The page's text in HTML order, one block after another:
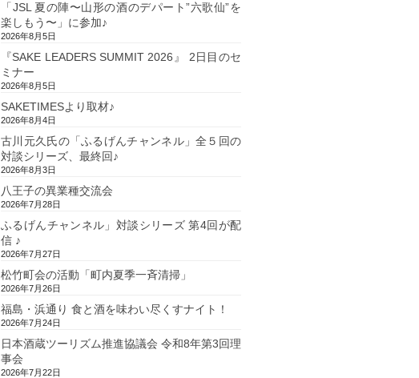
「JSL 夏の陣〜山形の酒のデパート”六歌仙”を
楽しもう〜」に参加♪
2026年8月5日
『SAKE LEADERS SUMMIT 2026』 2日目のセ
ミナー
2026年8月5日
SAKETIMESより取材♪
2026年8月4日
古川元久氏の「ふるげんチャンネル」全５回の
対談シリーズ、最終回♪
2026年8月3日
八王子の異業種交流会
2026年7月28日
ふるげんチャンネル」対談シリーズ 第4回が配
信 ♪
2026年7月27日
松竹町会の活動「町内夏季一斉清掃」
2026年7月26日
福島・浜通り 食と酒を味わい尽くすナイト！
2026年7月24日
日本酒蔵ツーリズム推進協議会 令和8年第3回理
事会
2026年7月22日